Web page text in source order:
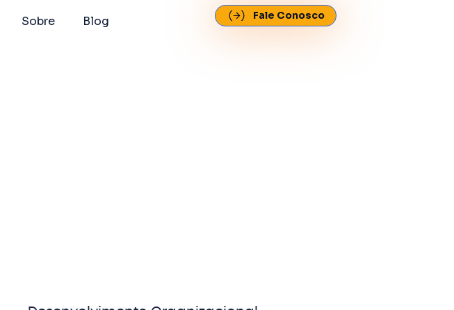
Sobre Blog Fale Conosco